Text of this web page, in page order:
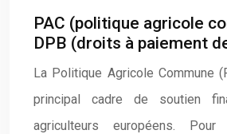
PAC (politique agricole
DPB (droits à paiement
La Politique Agricole Commune
principal cadre de soutien
agriculteurs européens.